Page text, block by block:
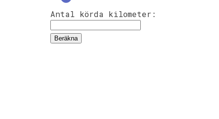
Antal körda kilometer: